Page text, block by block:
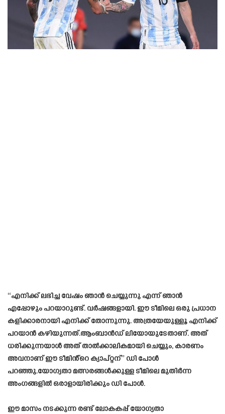
“എനിക്ക് ലഭിച്ച വേഷം ഞാൻ ചെയ്യുന്നു എന്ന് ഞാൻ
എപ്പോഴും പറയാറുണ്ട്. വർഷങ്ങളായി. ഈ ടീമിലെ ഒരു പ്രധാന
കളിക്കാരനായി എനിക്ക് തോന്നുന്നു. അത്രയേയുള്ളൂ എനിക്ക്
പറയാൻ കഴിയുന്നത്.ആംബാൻഡ് ലിയോയുടേതാണ്. അത്
ധരിക്കുന്നയാൾ അത് താൽക്കാലികമായി ചെയ്യും, കാരണം
അവനാണ് ഈ ടീമിൻ്റെ ക്യാപ്റ്റന്” ഡി പോൾ
പറഞ്ഞു.യോഗ്യതാ മത്സരങ്ങൾക്കുള്ള ടീമിലെ മുതിർന്ന
അംഗങ്ങളിൽ ഒരാളായിരിക്കും ഡി പോൾ.
ഈ മാസം നടക്കുന്ന രണ്ട് ലോകകപ്പ് യോഗ്യതാ